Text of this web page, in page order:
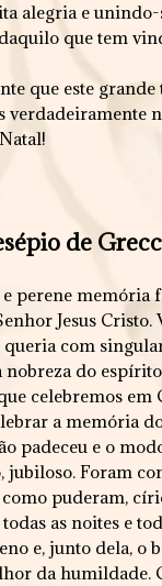
alegria e
que tem
que este
verdadeiramente
de
perene memória
Jesus
com
nobreza do
celebremos
a memória
padeceu e o
jubiloso. Foram
puderam,
as noites e
e, junto dela, o
da humildade.